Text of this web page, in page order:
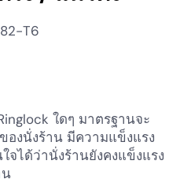
T6
ใดๆ มาตรฐานจะ
องนั่งร้าน มีความแข็งแรง
ได้ว่านั่งร้านยังคงแข็งแรง
น